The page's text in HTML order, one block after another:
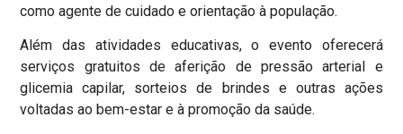
como agente de cuidado e orientação à população.
Além das atividades educativas, o evento oferecerá
serviços gratuitos de aferição de pressão arterial e
glicemia capilar, sorteios de brindes e outras ações
voltadas ao bem-estar e à promoção da saúde.